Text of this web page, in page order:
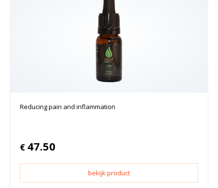
Reducing pain and inflammation
€ 47.50
bekijk product